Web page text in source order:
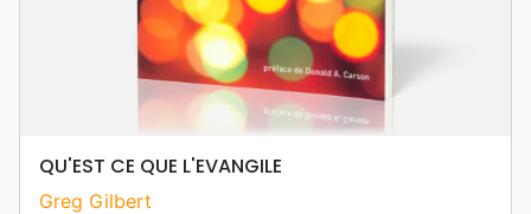
QU'EST CE QUE L'EVANGILE
Greg Gilbert